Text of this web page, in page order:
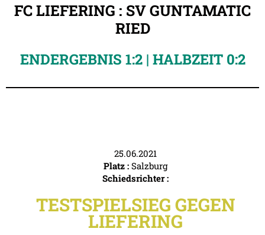
FC LIEFERING : SV GUNTAMATIC
RIED
ENDERGEBNIS 1:2 | HALBZEIT 0:2
25.06.2021
Platz : Salzburg
Schiedsrichter :
TESTSPIELSIEG GEGEN
LIEFERING